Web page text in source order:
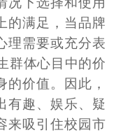
的满足，当品牌
理需要或充分表
群体心目中的价
价值。因此，
有趣、娱乐、疑
来吸引住校园市